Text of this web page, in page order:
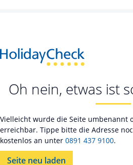
Oh nein, etwas ist
Vielleicht wurde die Seite umbenannt
erreichbar. Tippe bitte die Adresse
kostenlos an unter 0891 437 9100.
Seite neu laden